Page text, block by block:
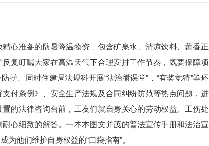
心准备的防暑降温物资，包含矿泉水、清凉饮料、藿香正
复叮嘱大家在高温天气下合理安排工作节奏，既要保障项
护。同时住建局法规科开展“法治微课堂”，“有奖竞猜”等环
付条例》、安全生产法规及合同纠纷防范等热点问题，进
的法律咨询台前，工友们就自身关心的劳动权益、工伤处
心细致的解答。一本本图文并茂的普法宣传手册和法治宣
为他们维护自身权益的“口袋指南”。